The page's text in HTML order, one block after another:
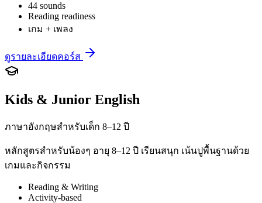
44 sounds
Reading readiness
เกม + เพลง
ดูรายละเอียดคอร์ส
Kids & Junior English
ภาษาอังกฤษสำหรับเด็ก 8–12 ปี
หลักสูตรสำหรับน้องๆ อายุ 8–12 ปี เรียนสนุก เน้นปูพื้นฐานด้วย
เกมและกิจกรรม
Reading & Writing
Activity-based